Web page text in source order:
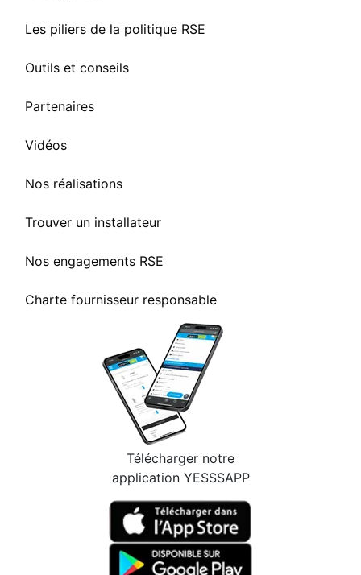
Les piliers de la politique RSE
Outils et conseils
Partenaires
Vidéos
Nos réalisations
Trouver un installateur
Nos engagements RSE
Charte fournisseur responsable
Télécharger notre
application YESSSAPP